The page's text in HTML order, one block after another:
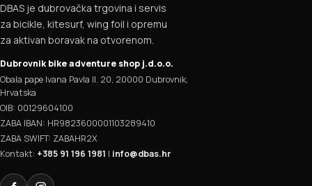
DBAS je dubrovačka trgovina i servis
za bicikle, kitesurf, wing foil i opremu
za aktivan boravak na otvorenom.
Dubrovnik bike adventure shop j.d.o.o.
Obala pape Ivana Pavla II. 20, 20000 Dubrovnik,
Hrvatska
OIB: 00129604100
ZABA IBAN: HR9823600001103289410
ZABA SWIFT: ZABAHR2X
Kontakt: +385 91 196 1981 | info@dbas.hr